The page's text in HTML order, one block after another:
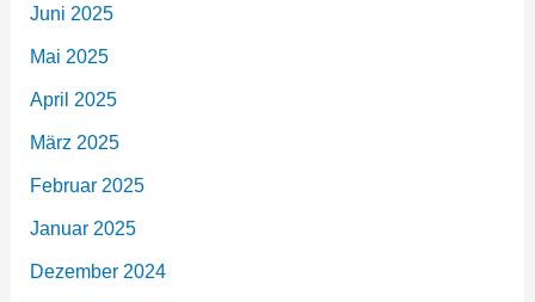
Juni 2025
Mai 2025
April 2025
März 2025
Februar 2025
Januar 2025
Dezember 2024